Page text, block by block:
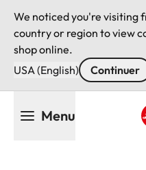
We noticed you're visiting
country or region to view
shop online.
USA (English)
Continuer
Menu